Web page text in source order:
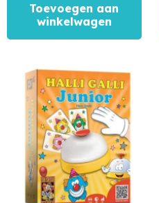
Toevoegen aan
winkelwagen